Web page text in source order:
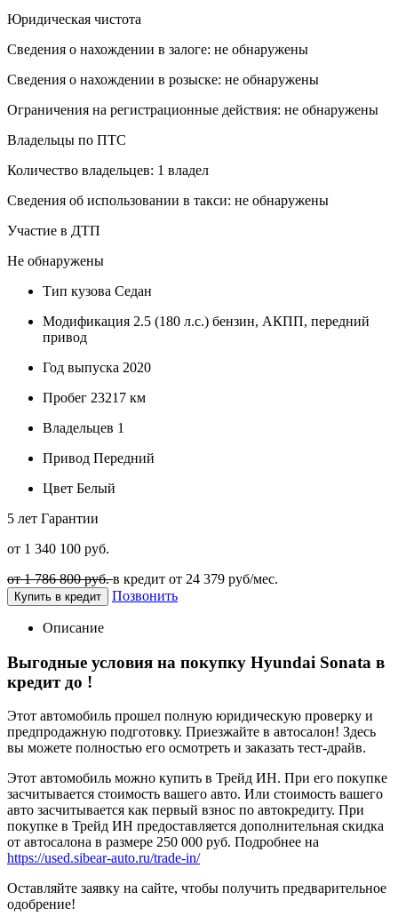
Юридическая чистота
Сведения о нахождении в залоге: не обнаружены
Сведения о нахождении в розыске: не обнаружены
Ограничения на регистрационные действия: не обнаружены
Владельцы по ПТС
Количество владельцев: 1 владел
Сведения об использовании в такси: не обнаружены
Участие в ДТП
Не обнаружены
Тип кузова Седан
Модификация 2.5 (180 л.с.) бензин, АКПП, передний
привод
Год выпуска 2020
Пробег 23217 км
Владельцев 1
Привод Передний
Цвет Белый
5 лет Гарантии
от 1 340 100 руб.
от 1 786 800 руб.в кредит от 24 379 руб/мес.
Купить в кредит Позвонить
Описание
Выгодные условия на покупку Hyundai Sonata в
кредит до !
Этот автомобиль прошел полную юридическую проверку и
предпродажную подготовку. Приезжайте в автосалон! Здесь
вы можете полностью его осмотреть и заказать тест-драйв.
Этот автомобиль можно купить в Трейд ИН. При его покупке
засчитывается стоимость вашего авто. Или стоимость вашего
авто засчитывается как первый взнос по автокредиту. При
покупке в Трейд ИН предоставляется дополнительная скидка
от автосалона в размере 250 000 руб. Подробнее на
https://used.sibear-auto.ru/trade-in/
Оставляйте заявку на сайте, чтобы получить предварительное
одобрение!